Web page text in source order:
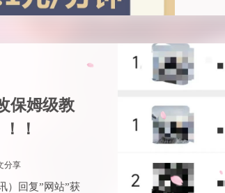
保姆级教
！
分享
）回复”网站”获